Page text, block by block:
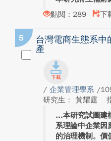
點閱：289
下
5
台灣電商生態系中
產
/ 企業管理學系 /
研究生： 黃耀霆
本研究試圖建
系理論中企業因
的治理機制。價